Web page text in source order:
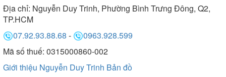
Địa chỉ: Nguyễn Duy Trinh, Phường Bình Trưng Đông, Q2,
TP.HCM
07.92.93.88.68 -
0963.928.599
Mã số thuế: 0315000860-002
Giới thiệu Nguyễn Duy Trinh Bản đồ